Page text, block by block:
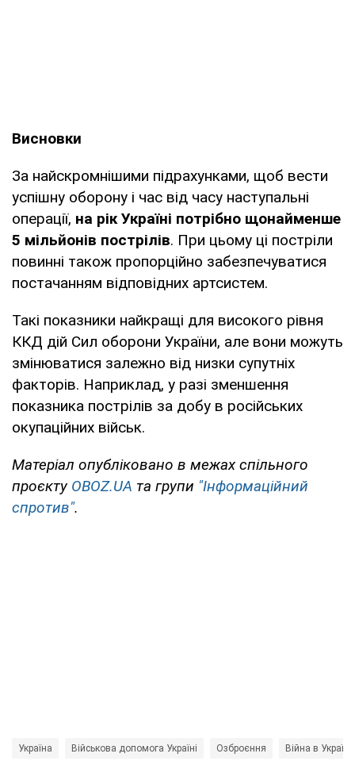
Висновки
За найскромнішими підрахунками, щоб вести
успішну оборону і час від часу наступальні
операції, на рік Україні потрібно щонайменше
5 мільйонів пострілів. При цьому ці постріли
повинні також пропорційно забезпечуватися
постачанням відповідних артсистем.
Такі показники найкращі для високого рівня
ККД дій Сил оборони України, але вони можуть
змінюватися залежно від низки супутніх
факторів. Наприклад, у разі зменшення
показника пострілів за добу в російських
окупаційних військ.
Матеріал опубліковано в межах спільного
проєкту OBOZ.UA та групи "Інформаційний
спротив".
Україна Військова допомога Україні Озброєння Війна в Україні